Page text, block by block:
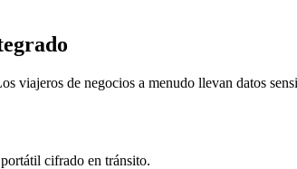
viajeros de negocios a menudo llevan datos
cifrado en tránsito.